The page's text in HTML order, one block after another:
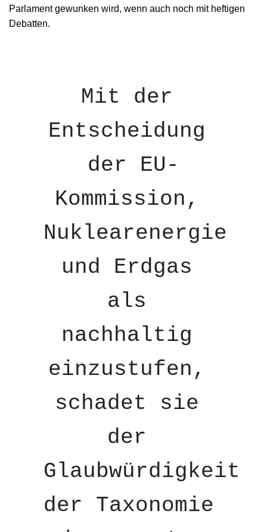
Parlament gewunken wird, wenn auch noch mit heftigen
Debatten.
Mit der
Entscheidung
der EU-
Kommission,
Nuklearenergie
und Erdgas
als
nachhaltig
einzustufen,
schadet sie
der
Glaubwürdigkeit
der Taxonomie